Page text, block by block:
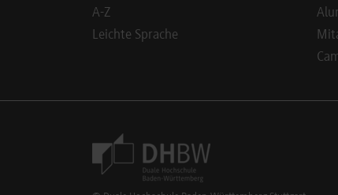
A-Z
Leichte Sprache
Footer Meta Navigation